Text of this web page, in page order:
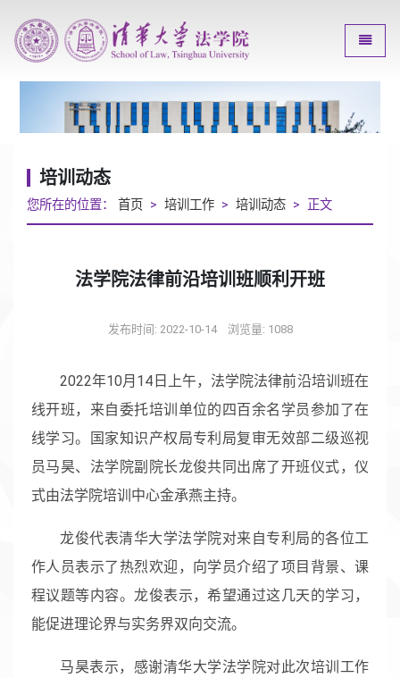
培训动态
您所在的位置： 首页 > 培训工作 > 培训动态 > 正文
法学院法律前沿培训班顺利开班
发布时间: 2022-10-14 浏览量: 1088
2022年10月14日上午，法学院法律前沿培训班在
线开班，来自委托培训单位的四百余名学员参加了在
线学习。国家知识产权局专利局复审无效部二级巡视
员马昊、法学院副院长龙俊共同出席了开班仪式，仪
式由法学院培训中心金承燕主持。
龙俊代表清华大学法学院对来自专利局的各位工
作人员表示了热烈欢迎，向学员介绍了项目背景、课
程议题等内容。龙俊表示，希望通过这几天的学习，
能促进理论界与实务界双向交流。
马昊表示，感谢清华大学法学院对此次培训工作